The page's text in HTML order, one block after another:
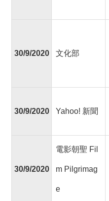
網30/9/2020 文化部
30/9/2020 Yahoo! 新聞
30/9/2020
電影朝聖 Fil
m Pilgrimag
e